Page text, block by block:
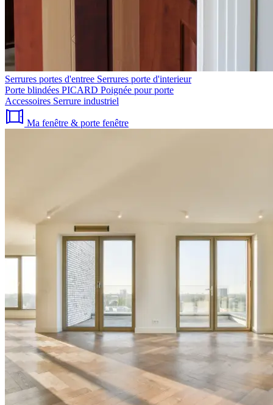
Serrures portes d'entree Serrures porte d'interieur
Porte blindées PICARD Poignée pour porte
Accessoires Serrure industriel
Ma fenêtre & porte fenêtre